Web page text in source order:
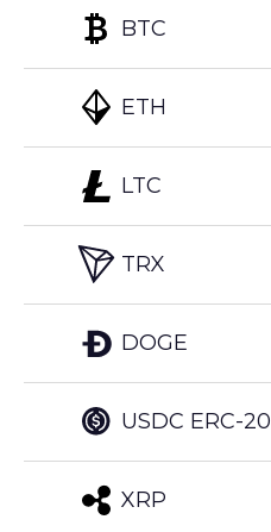
BTC
ETH
LTC
TRX
DOGE
USDC ERC-20
XRP